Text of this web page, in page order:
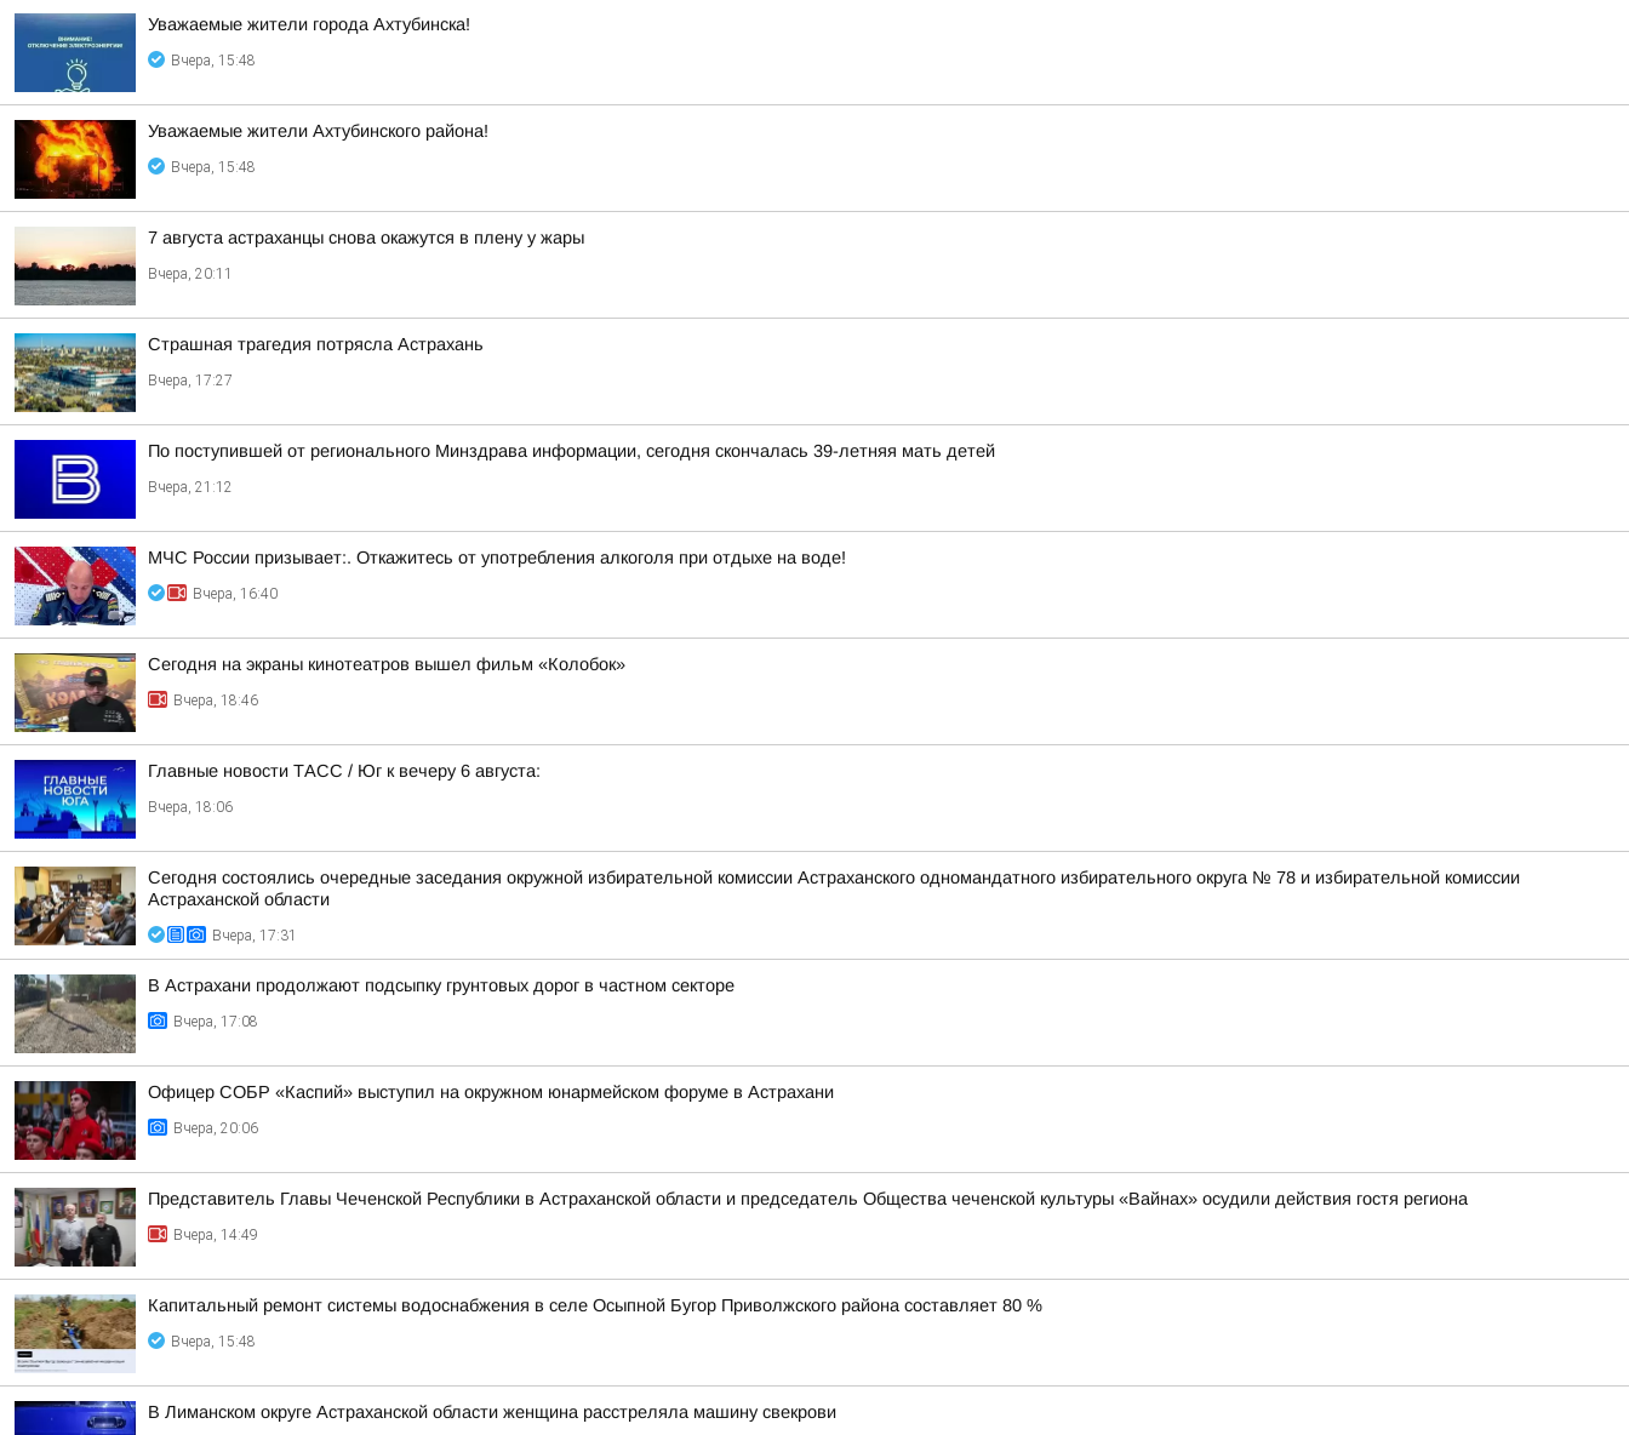
Уважаемые жители города Ахтубинска!
Вчера, 15:48
Уважаемые жители Ахтубинского района!
Вчера, 15:48
7 августа астраханцы снова окажутся в плену у жары
Вчера, 20:11
Страшная трагедия потрясла Астрахань
Вчера, 17:27
По поступившей от регионального Минздрава информации, сегодня скончалась 39-летняя мать детей
Вчера, 21:12
МЧС России призывает:. Откажитесь от употребления алкоголя при отдыхе на воде!
Вчера, 16:40
Сегодня на экраны кинотеатров вышел фильм «Колобок»
Вчера, 18:46
Главные новости ТАСС / Юг к вечеру 6 августа:
Вчера, 18:06
Сегодня состоялись очередные заседания окружной избирательной комиссии Астраханского одномандатного избирательного округа № 78 и избирательной комиссии
Астраханской области
Вчера, 17:31
В Астрахани продолжают подсыпку грунтовых дорог в частном секторе
Вчера, 17:08
Офицер СОБР «Каспий» выступил на окружном юнармейском форуме в Астрахани
Вчера, 20:06
Представитель Главы Чеченской Республики в Астраханской области и председатель Общества чеченской культуры «Вайнах» осудили действия гостя региона
Вчера, 14:49
Капитальный ремонт системы водоснабжения в селе Осыпной Бугор Приволжского района составляет 80 %
Вчера, 15:48
В Лиманском округе Астраханской области женщина расстреляла машину свекрови